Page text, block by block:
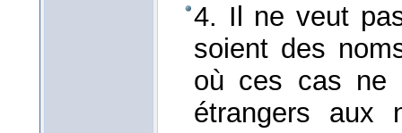
4. Il ne veut
soient des
où ces cas ne
étrangers aux